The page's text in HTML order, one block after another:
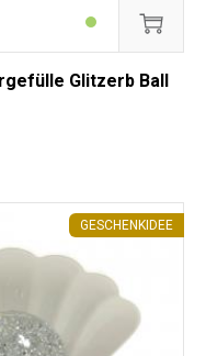
Glitzerb Ball
GESCHENKIDEE